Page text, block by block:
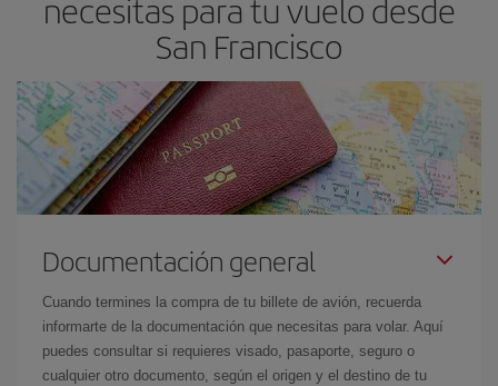
compres tu vuelo, mejores precios encontrarás.
necesitas para tu vuelo desde
San Francisco
Documentación general
Cuando termines la compra de tu billete de avión, recuerda
informarte de la documentación que necesitas para volar. Aquí
puedes consultar si requieres visado, pasaporte, seguro o
cualquier otro documento, según el origen y el destino de tu